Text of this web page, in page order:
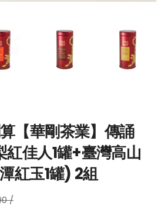
【華剛茶業】傳誦
佳人1罐+臺灣高山
紅玉1罐) 2組
/